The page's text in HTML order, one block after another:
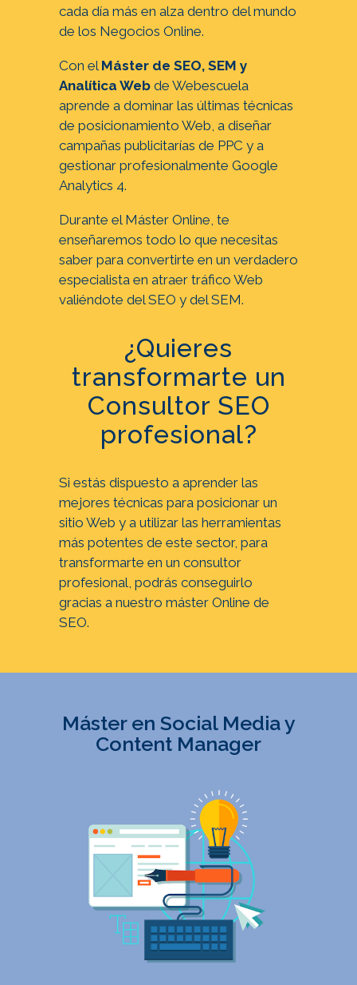
cada día más en alza dentro del mundo
de los Negocios Online.
Con el Máster de SEO, SEM y
Analítica Web de Webescuela
aprende a dominar las últimas técnicas
de posicionamiento Web, a diseñar
campañas publicitarías de PPC y a
gestionar profesionalmente Google
Analytics 4.
Durante el Máster Online, te
enseñaremos todo lo que necesitas
saber para convertirte en un verdadero
especialista en atraer tráfico Web
valiéndote del SEO y del SEM.
¿Quieres
transformarte un
Consultor SEO
profesional?
Si estás dispuesto a aprender las
mejores técnicas para posicionar un
sitio Web y a utilizar las herramientas
más potentes de este sector, para
transformarte en un consultor
profesional, podrás conseguirlo
gracias a nuestro máster Online de
SEO.
Máster en Social Media y
Content Manager